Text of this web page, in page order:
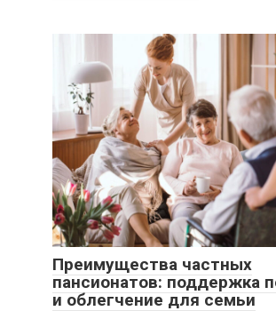
Преимущества частных
пансионатов: поддержка
и облегчение для семьи